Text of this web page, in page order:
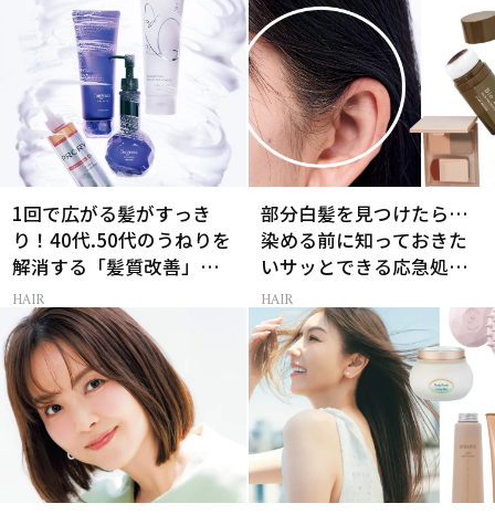
1回で広がる髪がすっき
り！40代.50代のうねりを
解消する「髪質改善」シ
ャントリ8選
HAIR
部分白髪を見つけたら…
染める前に知っておきた
いサッとできる応急処置
とは
HAIR